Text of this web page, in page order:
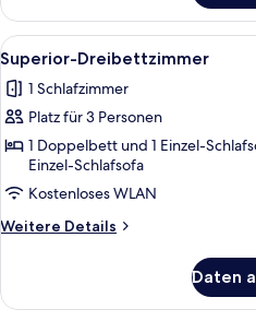
Doppelzimmer,
Stadtblick
Alle
Fotos
für
Superior-
Dreibettzimmer
anzeigen
5
Superior-Dreibettzimmer
1 Schlafzimmer
Platz für 3 Personen
1 Doppelbett und 1 Einzel-
Einzel-Schlafsofa
Kostenloses WLAN
Weitere Details
Weitere
Dreibettzimmer
Daten